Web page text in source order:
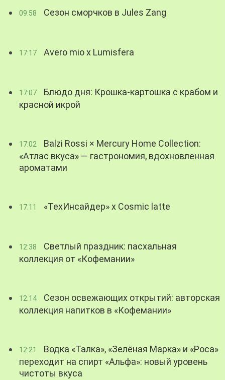
09:58 Сезон сморчков в Jules Zang
17:17 Avero mio x Lumisfera
17:07
Блюдо дня: Крошка-картошка с крабом и
красной икрой
17:02
Balzi Rossi × Mercury Home Collection:
«Атлас вкуса» — гастрономия, вдохновленная
ароматами
17:11 «ТехИнсайдер» х Cosmic latte
12:38
Светлый праздник: пасхальная
коллекция от «Кофемании»
12:14
Сезон освежающих открытий: авторская
коллекция напитков в «Кофемании»
12:21
Водка «Талка», «Зелёная Марка» и «Роса»
переходит на спирт «Альфа»: новый уровень
чистоты вкуса